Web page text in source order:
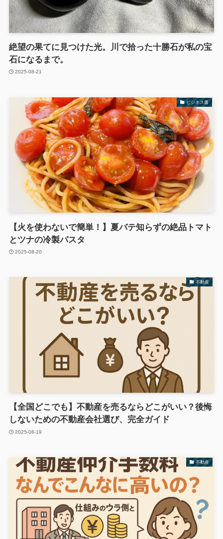
絶望の果てに見つけた光。川で拾った十勝石が私の宝
石になるまで。
2025-08-21
ビジネス書
【火を使わないで簡単！】夏バテ知らずの絶品トマト
とツナの冷製パスタ
2025-08-20
不動産
【全国どこでも】不動産を売るならどこがいい？後悔
しないための不動産会社選び、完全ガイド
2025-08-19
不動産